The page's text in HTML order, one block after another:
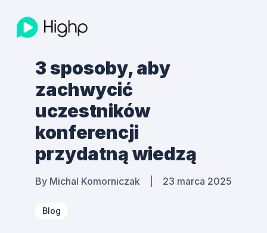
3 sposoby, aby
zachwycić
uczestników
konferencji
przydatną wiedzą
By Michal Komorniczak 23 marca 2025
Blog